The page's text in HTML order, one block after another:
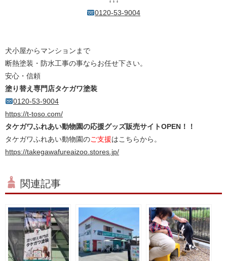
0120-53-9004
犬小屋からマンションまで
断熱塗装・防水工事の事ならお任せ下さい。
安心・信頼
塗り替え専門店タケガワ塗装
0120-53-9004
https://t-toso.com/
タケガワふれあい動物園の応援グッズ販売サイトOPEN！！
タケガワふれあい動物園のご支援はこちらから。
https://takegawafureaizoo.stores.jp/
関連記事